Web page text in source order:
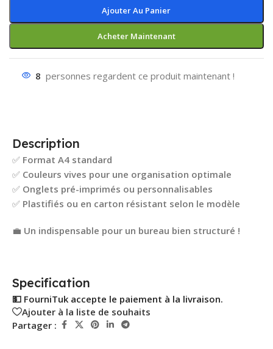
Ajouter Au Panier
Acheter Maintenant
8 personnes regardent ce produit maintenant !
Description
✅ Format A4 standard
✅ Couleurs vives pour une organisation optimale
✅ Onglets pré-imprimés ou personnalisables
✅ Plastifiés ou en carton résistant selon le modèle
💼 Un indispensable pour un bureau bien structuré !
Specification
💵 FourniTuk accepte le paiement à la livraison.
Ajouter à la liste de souhaits
Partager :